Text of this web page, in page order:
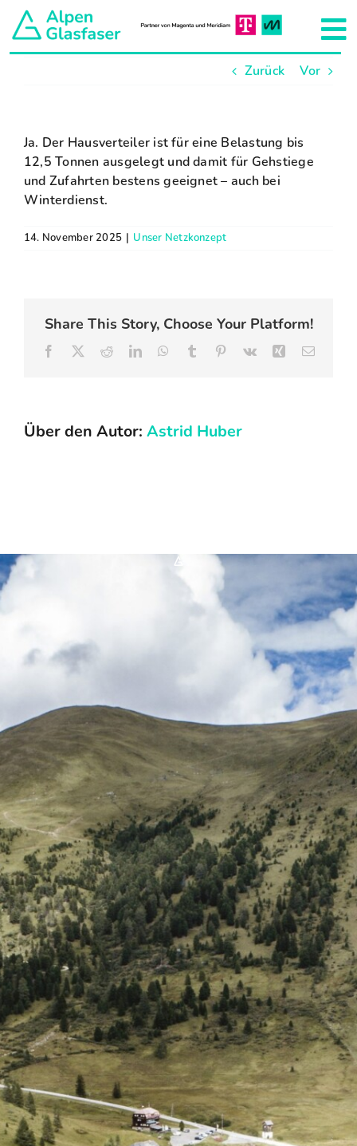
Zum
Inhalt
Unser Netzkonzept
Hausanschluss
Projekte
Über uns
nach:
Zurück Vor
Ja. Der Hausverteiler ist für eine Belastung bis
12,5 Tonnen ausgelegt und damit für Gehstiege
und Zufahrten bestens geeignet – auch bei
Winterdienst.
14. November 2025 | Unser Netzkonzept
Share This Story, Choose Your Platform!
Facebook RedditLinkedInWhatsApp
Tumblr Pinterest
Vk Xing E-
Über den Autor: Astrid Huber
*A*